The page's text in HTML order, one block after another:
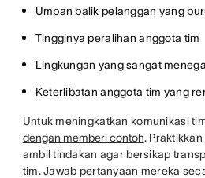
Umpan balik pelanggan yang
Tingginya peralihan anggota tim
Lingkungan yang sangat
Keterlibatan anggota tim yang
Untuk meningkatkan komunikasi
dengan memberi contoh.
ambil tindakan agar bersikap
tim. Jawab pertanyaan mereka